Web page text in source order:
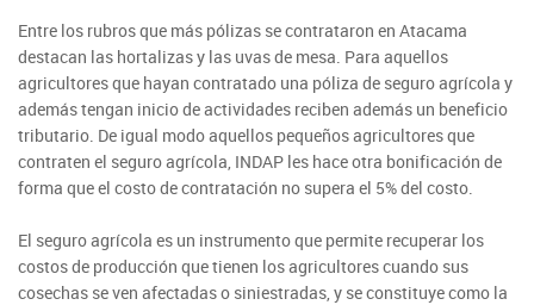
Videos
Podcast
Fotografía
Biblioteca
Entre los rubros que más pólizas se contrataron en Atacama
destacan las hortalizas y las uvas de mesa. Para aquellos
agricultores que hayan contratado una póliza de seguro agrícola y
además tengan inicio de actividades reciben además un beneficio
tributario. De igual modo aquellos pequeños agricultores que
contraten el seguro agrícola, INDAP les hace otra bonificación de
forma que el costo de contratación no supera el 5% del costo.
El seguro agrícola es un instrumento que permite recuperar los
costos de producción que tienen los agricultores cuando sus
cosechas se ven afectadas o siniestradas, y se constituye como la